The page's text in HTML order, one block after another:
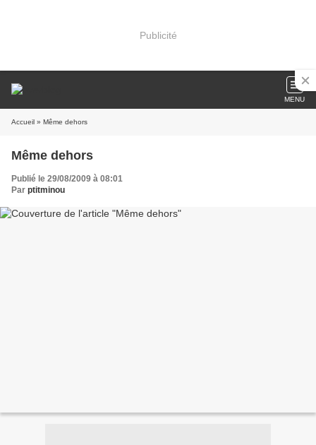
Publicité
MENU
Accueil » Même dehors
Même dehors
Publié le 29/08/2009 à 08:01
Par ptitminou